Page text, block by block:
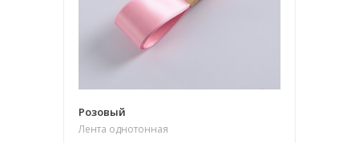
Розовый
Лента однотонная